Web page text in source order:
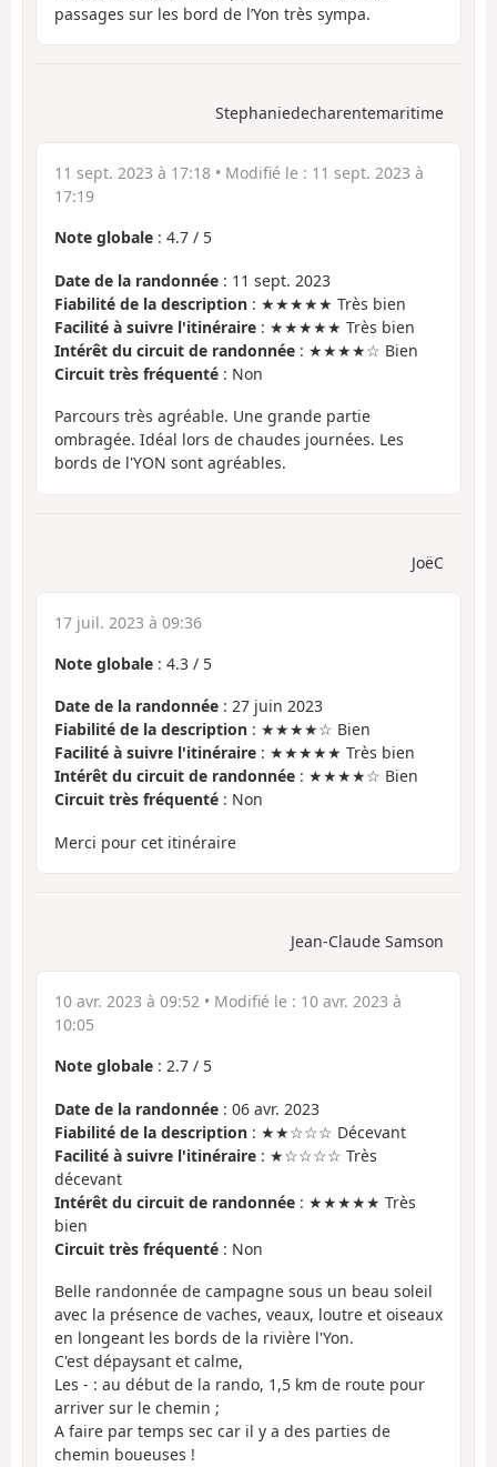
passages sur les bord de l’Yon très sympa.
Stephaniedecharentemaritime
11 sept. 2023 à 17:18 • Modifié le : 11 sept. 2023 à
17:19
Note globale : 4.7 / 5
Date de la randonnée : 11 sept. 2023
Fiabilité de la description : ★★★★★ Très bien
Facilité à suivre l'itinéraire : ★★★★★ Très bien
Intérêt du circuit de randonnée : ★★★★☆ Bien
Circuit très fréquenté : Non
Parcours très agréable. Une grande partie
ombragée. Idéal lors de chaudes journées. Les
bords de l'YON sont agréables.
JoëC
17 juil. 2023 à 09:36
Note globale : 4.3 / 5
Date de la randonnée : 27 juin 2023
Fiabilité de la description : ★★★★☆ Bien
Facilité à suivre l'itinéraire : ★★★★★ Très bien
Intérêt du circuit de randonnée : ★★★★☆ Bien
Circuit très fréquenté : Non
Merci pour cet itinéraire
Jean-Claude Samson
10 avr. 2023 à 09:52 • Modifié le : 10 avr. 2023 à
10:05
Note globale : 2.7 / 5
Date de la randonnée : 06 avr. 2023
Fiabilité de la description : ★★☆☆☆ Décevant
Facilité à suivre l'itinéraire : ★☆☆☆☆ Très
décevant
Intérêt du circuit de randonnée : ★★★★★ Très
bien
Circuit très fréquenté : Non
Belle randonnée de campagne sous un beau soleil
avec la présence de vaches, veaux, loutre et oiseaux
en longeant les bords de la rivière l'Yon.
C'est dépaysant et calme,
Les - : au début de la rando, 1,5 km de route pour
arriver sur le chemin ;
A faire par temps sec car il y a des parties de
chemin boueuses !